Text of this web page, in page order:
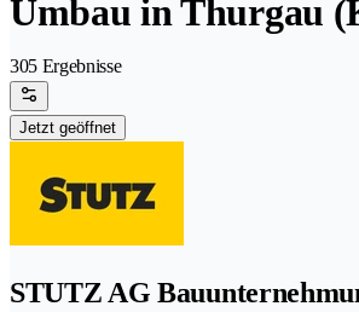
Umbau in Thurgau
305 Ergebnisse
Jetzt geöffnet
STUTZ AG